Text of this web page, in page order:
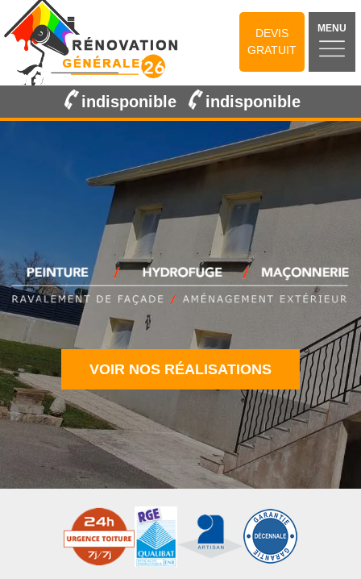
DEVIS
GRATUIT
MENU
indisponible indisponible
VOIR NOS RÉALISATIONS